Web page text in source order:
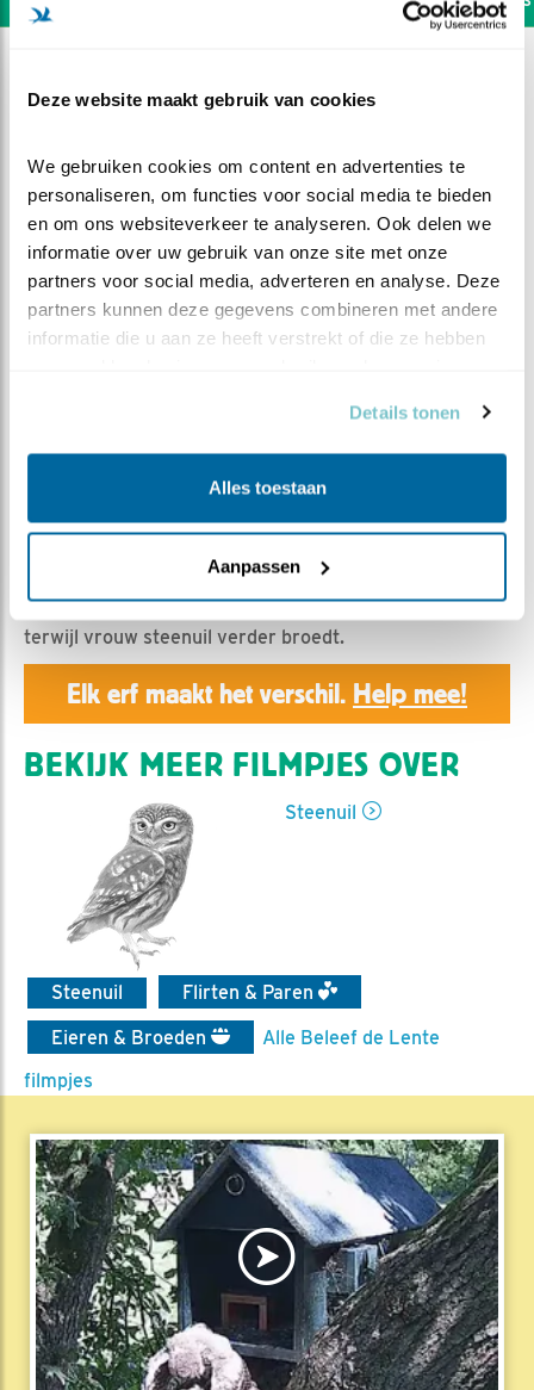
Deze website maakt gebruik van cookies
We gebruiken cookies om content en advertenties te
personaliseren, om functies voor social media te bieden
en om ons websiteverkeer te analyseren. Ook delen we
informatie over uw gebruik van onze site met onze
partners voor social media, adverteren en analyse. Deze
partners kunnen deze gegevens combineren met andere
informatie die u aan ze heeft verstrekt of die ze hebben
Details tonen
Alles toestaan
Aanpassen
Knuffels onder het broeden
Geert | Geplaatst op 21 april 2020, 23:50 |
Vind ik
Bewaar dit filmpje|
895x
Vrouw en man steenuil poetsen elkanders nekveren,
terwijl vrouw steenuil verder broedt.
Elk erf maakt het verschil. Help mee!
BEKIJK MEER FILMPJES OVER
Steenuil
Steenuil
Flirten & Paren
Eieren & Broeden
Alle Beleef de Lente
filmpjes